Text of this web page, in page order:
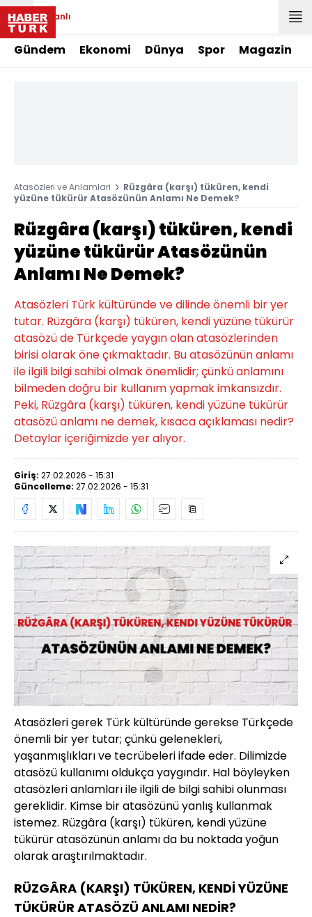
Canlı
Gündem Ekonomi Dünya Spor Magazin
Atasözleri ve Anlamlari
Rüzgâra (karşı) tüküren, kendi
yüzüne tükürür Atasözünün Anlamı Ne Demek?
Rüzgâra (karşı) tüküren, kendi
yüzüne tükürür Atasözünün
Anlamı Ne Demek?
Atasözleri Türk kültüründe ve dilinde önemli bir yer
tutar. Rüzgâra (karşı) tüküren, kendi yüzüne tükürür
atasözü de Türkçede yaygın olan atasözlerinden
birisi olarak öne çıkmaktadır. Bu atasözünün anlamı
ile ilgili bilgi sahibi olmak önemlidir; çünkü anlamını
bilmeden doğru bir kullanım yapmak imkansızdır.
Peki, Rüzgâra (karşı) tüküren, kendi yüzüne tükürür
atasözü anlamı ne demek, kısaca açıklaması nedir?
Detaylar içeriğimizde yer alıyor.
Giriş: 27.02.2026 - 15:31
Güncelleme: 27.02.2026 - 15:31
Atasözleri gerek Türk kültüründe gerekse Türkçede
önemli bir yer tutar; çünkü gelenekleri,
yaşanmışlıkları ve tecrübeleri ifade eder. Dilimizde
atasözü kullanımı oldukça yaygındır. Hal böyleyken
atasözleri anlamları ile ilgili de bilgi sahibi olunması
gereklidir. Kimse bir atasözünü yanlış kullanmak
istemez. Rüzgâra (karşı) tüküren, kendi yüzüne
tükürür atasözünün anlamı da bu noktada yoğun
olarak araştırılmaktadır.
RÜZGÂRA (KARŞI) TÜKÜREN, KENDİ YÜZÜNE
TÜKÜRÜR ATASÖZÜ ANLAMI NEDİR?